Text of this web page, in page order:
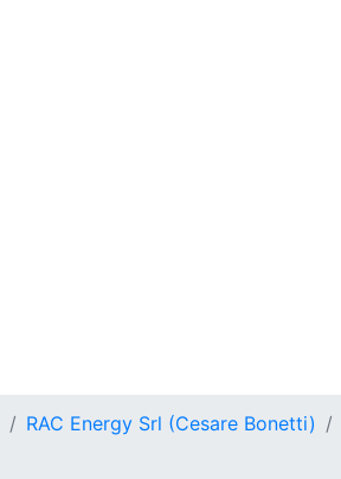
RAC Energy Srl (Cesare Bonetti)